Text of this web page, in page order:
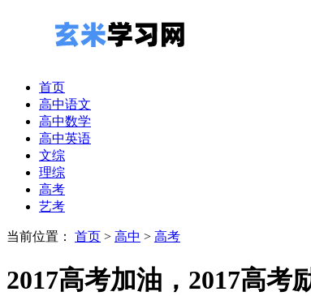
首页
高中语文
高中数学
高中英语
文综
理综
高考
艺考
当前位置： 首页 > 高中 > 高考
2017高考加油，2017高考